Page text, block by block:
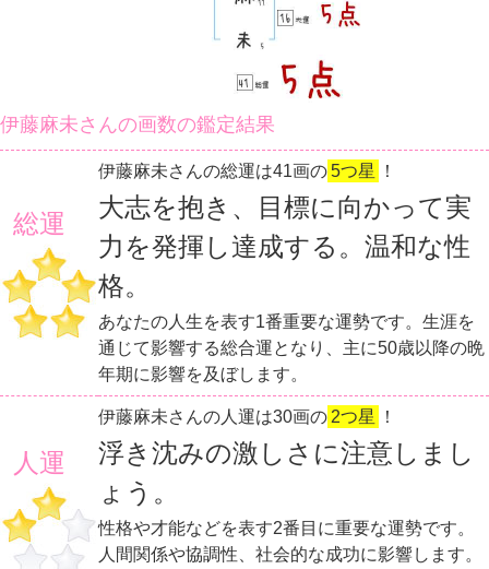
伊藤麻未さんの画数の鑑定結果
総運
伊藤麻未さんの総運は41画の5つ星 ！
大志を抱き、目標に向かって実
力を発揮し達成する。温和な性
格。
あなたの人生を表す1番重要な運勢です。生涯を
通じて影響する総合運となり、主に50歳以降の晩
年期に影響を及ぼします。
人運
伊藤麻未さんの人運は30画の 2つ星 ！
浮き沈みの激しさに注意しまし
ょう。
性格や才能などを表す2番目に重要な運勢です。
人間関係や協調性、社会的な成功に影響します。